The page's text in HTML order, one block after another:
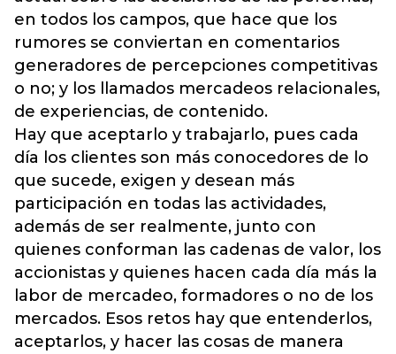
en todos los campos, que hace que los
rumores se conviertan en comentarios
generadores de percepciones competitivas
o no; y los llamados mercadeos relacionales,
de experiencias, de contenido.
Hay que aceptarlo y trabajarlo, pues cada
día los clientes son más conocedores de lo
que sucede, exigen y desean más
participación en todas las actividades,
además de ser realmente, junto con
quienes conforman las cadenas de valor, los
accionistas y quienes hacen cada día más la
labor de mercadeo, formadores o no de los
mercados. Esos retos hay que entenderlos,
aceptarlos, y hacer las cosas de manera